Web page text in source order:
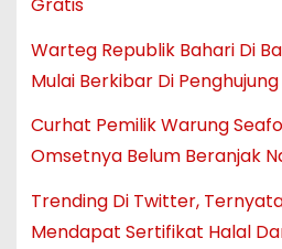
Warteg Republik Bahari Di
Mulai Berkibar Di
Curhat Pemilik Warung
Omsetnya Belum Beranjak
Trending Di Twitter,
Mendapat Sertifikat Halal